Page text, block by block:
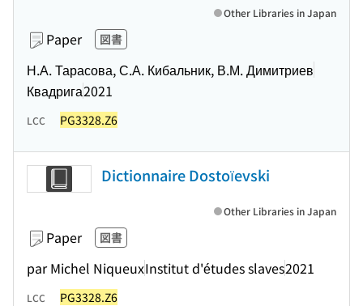
Paper 図書
Н.А. Тарасова, С.А. Кибальник, В.М. Димитриев
Квадрига2021
Other Libraries in Japan
LCC PG3328.Z6
Dictionnaire Dostoïevski
Paper 図書
par Michel NiqueuxInstitut d'études slaves2021
Other Libraries in Japan
LCC PG3328.Z6